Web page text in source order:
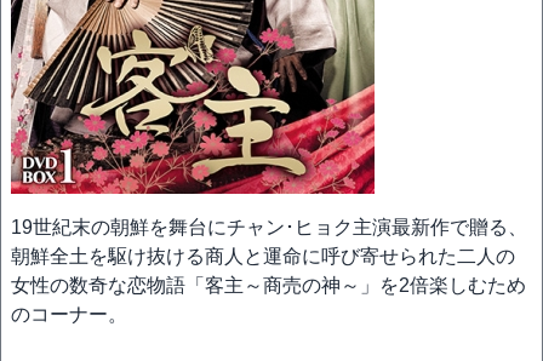
19世紀末の朝鮮を舞台にチャン･ヒョク主演最新作で贈る、
朝鮮全土を駆け抜ける商人と運命に呼び寄せられた二人の
女性の数奇な恋物語「客主～商売の神～」を2倍楽しむため
のコーナー。